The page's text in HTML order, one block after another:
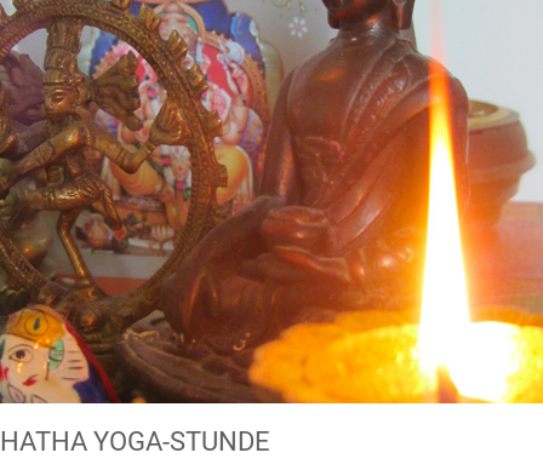
HATHA YOGA-STUNDE